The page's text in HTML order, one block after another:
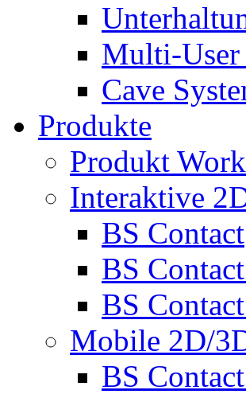
Multi-User
Cave
Produkte
Produkt
Interaktive
BS Contact
BS
BS
Mobile 2D/
BS